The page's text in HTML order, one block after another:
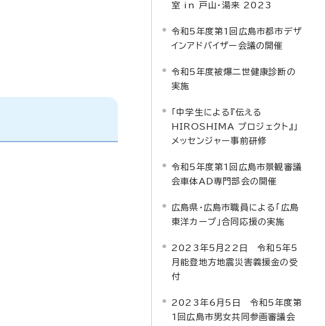
室 in 戸山・湯来 2023
令和5年度第1回広島市都市デザ
インアドバイザー会議の開催
令和5年度被爆二世健康診断の
実施
「中学生による『伝える
HIROSHIMA プロジェクト』」
メッセンジャー事前研修
令和5年度第1回広島市景観審議
会車体AD専門部会の開催
広島県・広島市職員による「広島
東洋カープ」合同応援の実施
2023年5月22日 令和5年5
月能登地方地震災害義援金の受
付
2023年6月5日 令和5年度第
1回広島市男女共同参画審議会